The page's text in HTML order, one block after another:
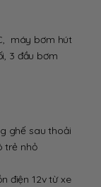
máy bơm hút
3 đầu bơm
ghế sau thoải
trẻ nhỏ
điện 12v từ xe